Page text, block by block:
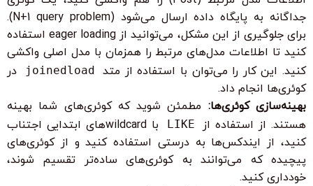
جداگانه به پایگاه داده ارسال می‌شود (N+1 query problem).
برای جلوگیری از این مشکل، می‌توانید از eager loading استفاده
کنید تا اطلاعات مدل‌های مرتبط را همزمان با مدل اصلی واکشی
کنید. این کار را می‌توان با استفاده از متد
joinedload
در
کوئری‌ها انجام داد.
بهینه‌سازی کوئری‌ها: مطمئن شوید که کوئری‌های شما بهینه
هستند. از استفاده از
LIKE
با wildcardهای ابتدایی اجتناب
کنید، از ایندکس‌ها به درستی استفاده کنید و از کوئری‌های
پیچیده که می‌توانند به کوئری‌های ساده‌تر تقسیم شوند،
خودداری کنید.